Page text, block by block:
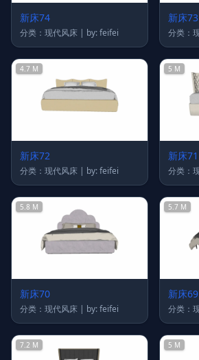
新床74
分类：现代风床 | by: feifei
新床73
4.7 M
新床72
分类：现代风床 | by: feifei
5 M
新床71
5.8 M
新床70
分类：现代风床 | by: feifei
5.7 M
新床69
7.2 M 5 M